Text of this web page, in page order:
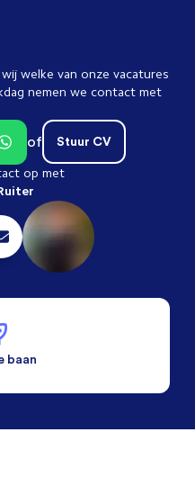
welke van onze vacatures
nemen we contact met
Stuur CV
of
op met
baan